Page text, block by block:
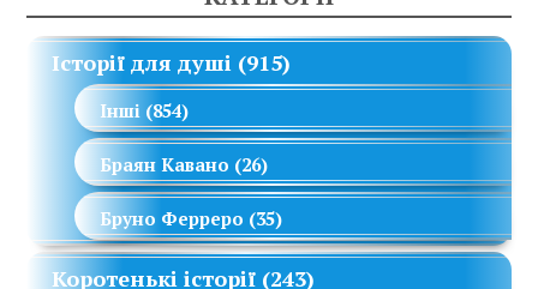
Історії для душі (915)
Інші (854)
Браян Кавано (26)
Бруно Ферреро (35)
Коротенькі історії (243)